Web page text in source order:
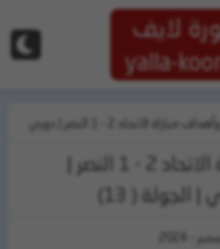
لايف
yalla-
ملخص وأهداف مباراة الاتحاد 2 - 1 النصر | دوري
| الجولة ( 13)
ملخص وأهداف مباراة الاتحاد 2 - 1 النصر |
( 13)